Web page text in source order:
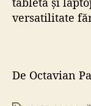
versatilitate
De Octavian